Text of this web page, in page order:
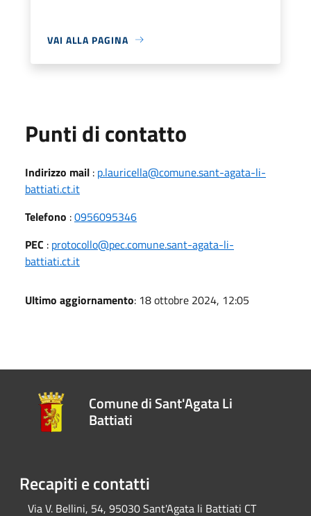
VAI ALLA PAGINA
Punti di contatto
Indirizzo mail : p.lauricella@comune.sant-agata-li-
battiati.ct.it
Telefono :0956095346
PEC : protocollo@pec.comune.sant-agata-li-
battiati.ct.it
Ultimo aggiornamento: 18 ottobre 2024, 12:05
Comune di Sant'Agata Li
Battiati
Recapiti e contatti
Via V. Bellini, 54, 95030 Sant'Agata li Battiati CT